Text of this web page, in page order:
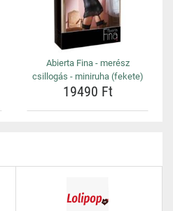
Abierta Fina - merész
csillogás - miniruha (fekete)
19490 Ft